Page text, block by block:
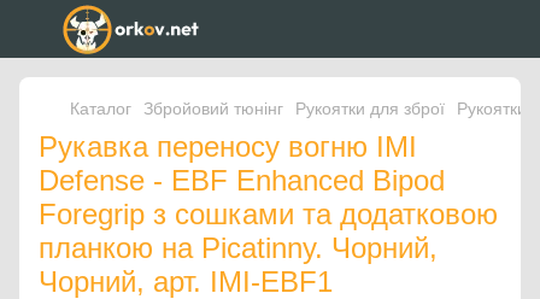
Каталог Збройовий тюнінг Рукоятки для зброї Рукоятки
Рукавка переносу вогню IMI
Defense - EBF Enhanced Bipod
Foregrip з сошками та додатковою
планкою на Picatinny. Чорний,
Чорний, арт. IMI-EBF1